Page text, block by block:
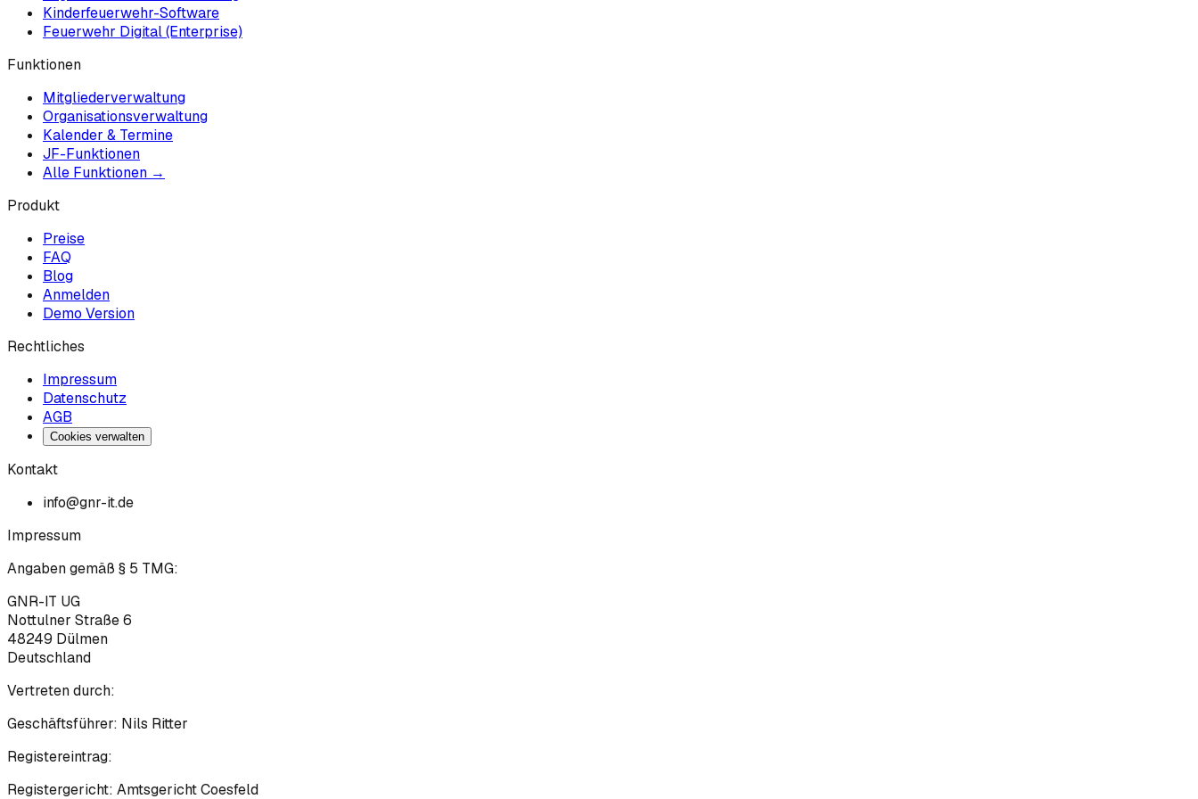
Kinderfeuerwehr-Software
Feuerwehr Digital (Enterprise)
Funktionen
Mitgliederverwaltung
Organisationsverwaltung
Kalender & Termine
JF-Funktionen
Alle Funktionen →
Produkt
Preise
FAQ
Blog
Anmelden
Demo Version
Rechtliches
Impressum
Datenschutz
AGB
Cookies verwalten
Kontakt
info@gnr-it.de
Impressum
Angaben gemäß § 5 TMG:
GNR-IT UG
Nottulner Straße 6
48249 Dülmen
Deutschland
Vertreten durch:
Geschäftsführer: Nils Ritter
Registereintrag:
Registergericht: Amtsgericht Coesfeld